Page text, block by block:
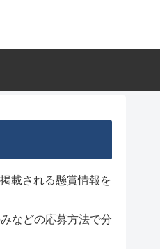
載される懸賞情報を
などの応募方法で分